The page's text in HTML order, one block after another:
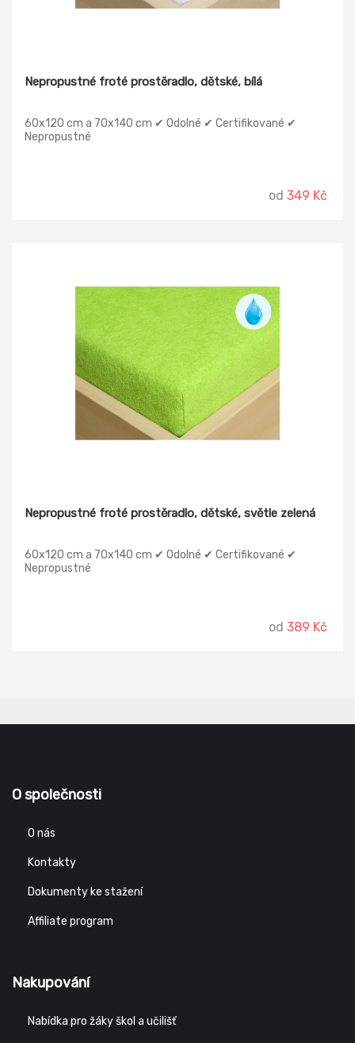
Nepropustné froté prostěradlo, dětské, bílá
60x120 cm a 70x140 cm ✔ Odolné ✔ Certifikované ✔
Nepropustné
od 349 Kč
Nepropustné froté prostěradlo, dětské, světle zelená
60x120 cm a 70x140 cm ✔ Odolné ✔ Certifikované ✔
Nepropustné
od 389 Kč
O společnosti
O nás
Kontakty
Dokumenty ke stažení
Affiliate program
Nakupování
Nabídka pro žáky škol a učilišť